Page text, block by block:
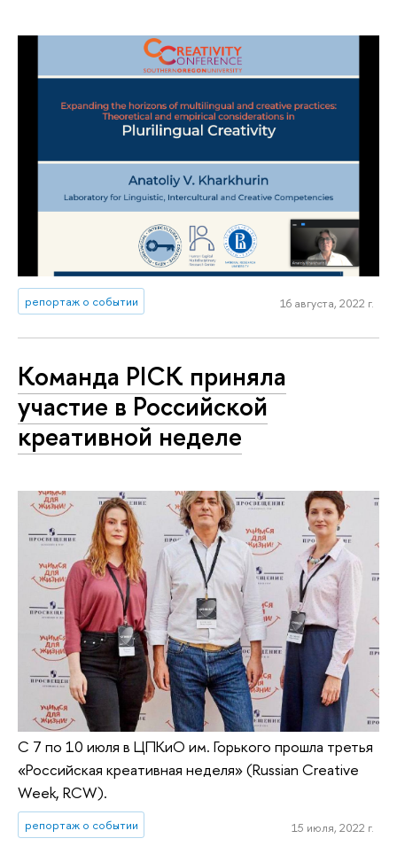
репортаж о событии 16 августа, 2022 г.
Команда PICK приняла
участие в Российской
креативной неделе
С 7 по 10 июля в ЦПКиО им. Горького прошла третья
«Российская креативная неделя» (Russian Creative
Week, RCW).
репортаж о событии 15 июля, 2022 г.